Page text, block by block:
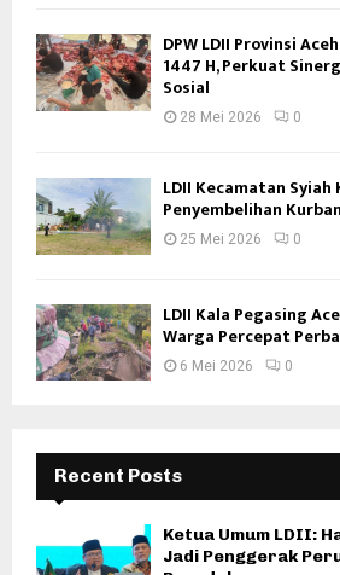
DPW LDII Provinsi
1447 H, Perkuat
Sosial
28 Mei 2026 0
LDII Kecamatan
Penyembelihan
25 Mei 2026 0
LDII Kala Pegasing
Warga Percepat
6 Mei 2026 0
Recent Posts
Ketua Umum LDII:
Jadi Penggerak